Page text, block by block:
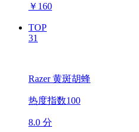
￥ 160
TOP
31
Razer 黄斑胡蜂
热度指数100
8.0 分